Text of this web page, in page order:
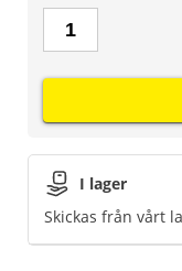
I lager
Skickas från vårt